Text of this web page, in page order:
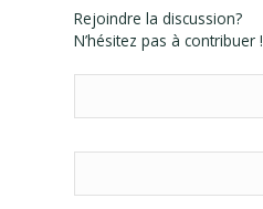
Rejoindre la discussion?
N’hésitez pas à contribuer !